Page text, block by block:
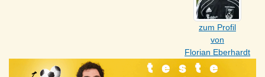
zum Profil
von
Florian Eberhardt